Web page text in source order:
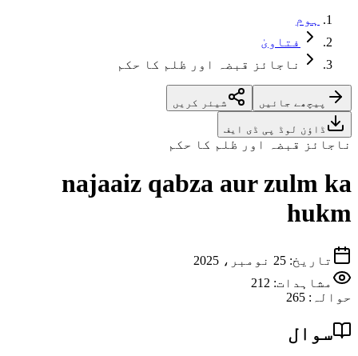
ہوم
فتاویٰ
ناجائز قبضہ اور ظلم کا حکم
پیچھے جائیں شیئر کریں
ڈاؤن لوڈ پی ڈی ایف
ناجائز قبضہ اور ظلم کا حکم
najaaiz qabza aur zulm ka
hukm
تاریخ: 25 نومبر، 2025
مشاہدات: 212
حوالہ :
265
سوال